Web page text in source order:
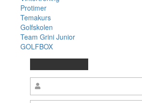
Protimer
Temakurs
Golfskolen
Team Grini Junior
GOLFBOX